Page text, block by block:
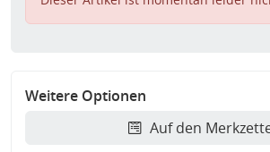
Weitere Optionen
Auf den